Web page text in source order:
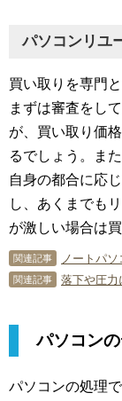
パソコンリユ
買い取りを専門
まずは審査をし
が、買い取り価
るでしょう。ま
自身の都合に応
し、あくまでも
が激しい場合は
関連記事 ノートパ
関連記事 落下や圧力
パソコン
パソコンの処理